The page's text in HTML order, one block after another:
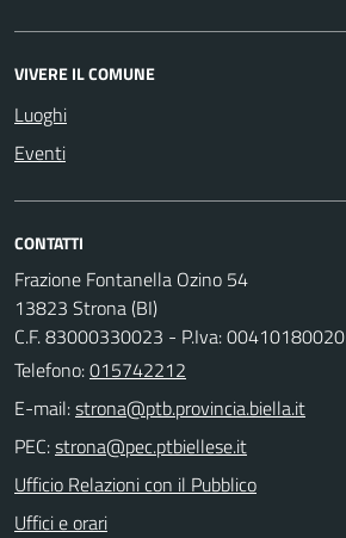
VIVERE IL COMUNE
Luoghi
Eventi
CONTATTI
Frazione Fontanella Ozino 54
13823 Strona (BI)
C.F. 83000330023 - P.Iva: 00410180020
Telefono:015742212
E-mail:
PEC:
Ufficio Relazioni con il Pubblico
Uffici e orari